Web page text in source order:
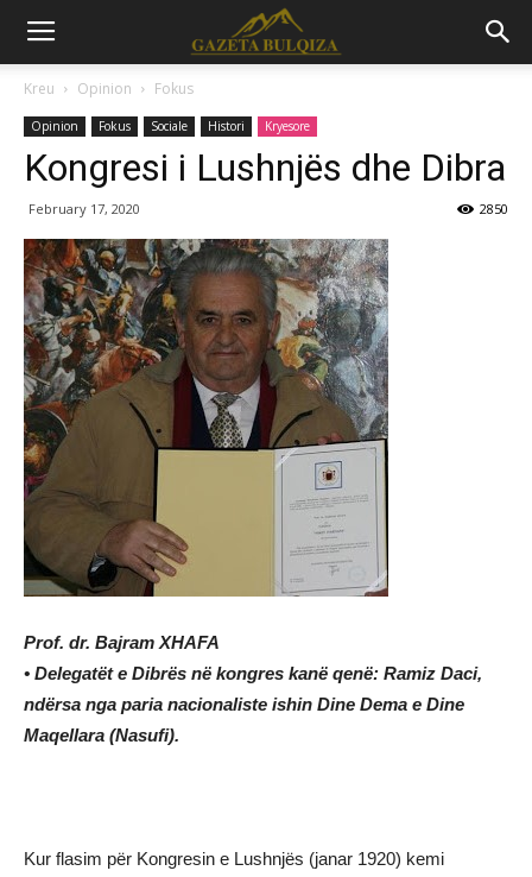
Kreu Opinion Fokus
Opinion Fokus Sociale Histori Kryesore
Kongresi i Lushnjës dhe Dibra
February 17, 2020 2850
Prof. dr. Bajram XHAFA
• Delegatët e Dibrës në kongres kanë qenë: Ramiz Daci,
ndërsa nga paria nacionaliste ishin Dine Dema e Dine
Maqellara (Nasufi).
Kur flasim për Kongresin e Lushnjës (janar 1920) kemi